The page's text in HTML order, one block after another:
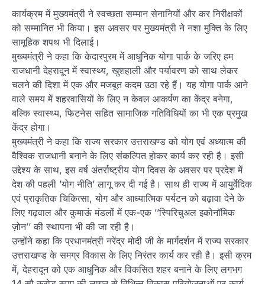
कार्यक्रम में मुख्यमंत्री ने स्वच्छता सम्मान सेनानियों और कर निरीक्षकों
को सम्मानित भी किया। इस अवसर पर मुख्यमंत्री ने नशा मुक्ति के लिए
सामूहिक शपथ भी दिलाई।
मुख्यमंत्री ने कहा कि केदारपुरम में आधुनिक योगा पार्क के जरिए हम
राजधानी देहरादून में स्वास्थ्य, खुशहाली और पर्यावरण को साथ लेकर
चलने की दिशा में एक और मजबूत कदम उठा रहे हैं। यह योगा पार्क आने
वाले समय में शहरवासियों के लिए न केवल आकर्षण का केंद्र बनेगा,
बल्कि स्वास्थ्य, फिटनेस सहित सामाजिक गतिविधियों का भी एक प्रमुख
केंद्र होगा।
मुख्यमंत्री ने कहा कि राज्य सरकार उत्तराखण्ड को योग एवं अध्यात्म की
वैश्विक राजधानी बनाने के लिए संकल्पित होकर कार्य कर रही है। इसी
उद्देश्य के साथ, इस वर्ष अंतर्राष्ट्रीय योग दिवस के अवसर पर प्रदेश में
देश की पहली ’योग नीति’ लागू कर दी गई है। साथ ही राज्य में आयुर्वेदिक
एवं प्राकृतिक चिकित्सा, योग और आध्यात्मिक पर्यटन को बढ़ावा देने के
लिए गढ़वाल और कुमाऊं मंडलों में एक-एक ’’स्पिरिचुअल इकोनॉमिक
ज़ोन’’ की स्थापना भी की जा रही है।
उन्होंने कहा कि प्रधानमंत्री नरेंद्र मोदी जी के मार्गदर्शन में राज्य सरकार
उत्तराखण्ड के समग्र विकास के लिए निरंतर कार्य कर रही है। इसी क्रम
में, देहरादून को एक आधुनिक और विकसित शहर बनाने के लिए लगभग